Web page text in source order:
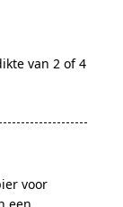
van 2 of 4
voor